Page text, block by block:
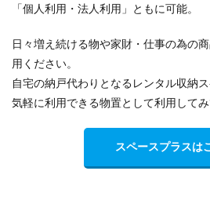
「個人利用・法人利用」ともに可能。
日々増え続ける物や家財・仕事の為の
用ください。
自宅の納戸代わりとなるレンタル収納
気軽に利用できる物置として利用してみ
スペースプラスは